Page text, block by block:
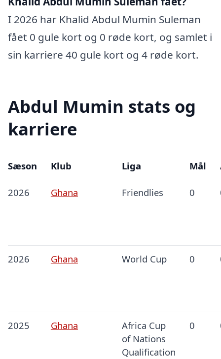
I 2026 har Khalid Abdul Mumin Suleman
fået 0 gule kort og 0 røde kort, og samlet i
sin karriere 40 gule kort og 4 røde kort.
Abdul Mumin stats og
karriere
Sæson Klub Liga Mål
2026 Ghana Friendlies 0
2026 Ghana World Cup 0
2025 Ghana
Africa Cup
of Nations
Qualification
0